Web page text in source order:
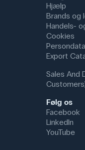
Hjælp
Brands og
Handels-
Cookies
Export
Sales And
Følg os
Facebook
LinkedIn
YouTube